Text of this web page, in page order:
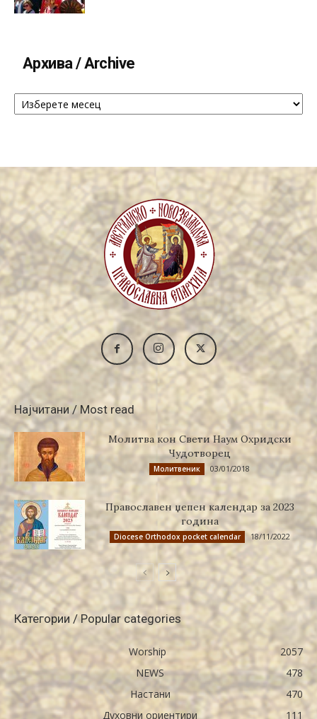
Архива / Archive
Архива
Најчитани / Most read
Молитва кон Свети Наум Охридски
Чудотворец
Молитвеник 03/01/2018
Православен џепен календар за 2023
година
Diocese Orthodox pocket calendar 18/11/2022
Категории / Popular categories
Worship
2057
NEWS
478
Настани
470
Духовни ориентири
111